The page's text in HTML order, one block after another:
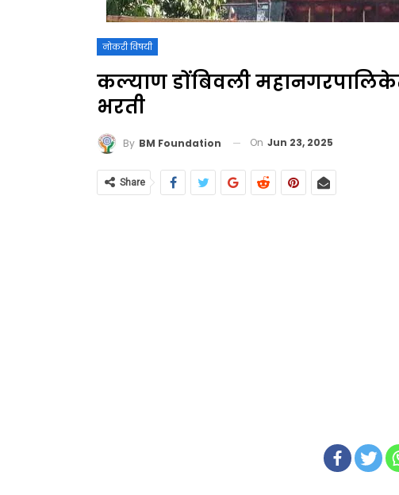
नोकरी विषयी
कल्याण डोंबिवली
भरती
By BM Foundation On Jun 23, 2025
Share